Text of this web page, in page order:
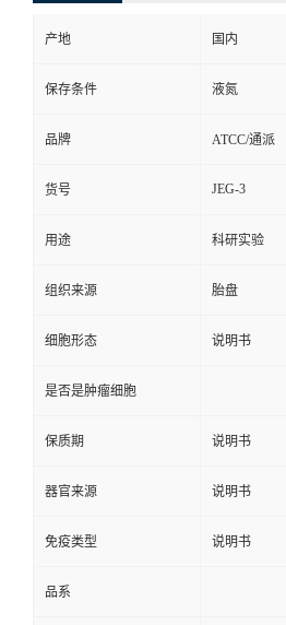
产地 国内
保存条件 液氮
品牌 ATCC/通派
货号 JEG-3
用途 科研实验
组织来源 胎盘
细胞形态 说明书
是否是肿瘤细胞
保质期 说明书
器官来源 说明书
免疫类型 说明书
品系